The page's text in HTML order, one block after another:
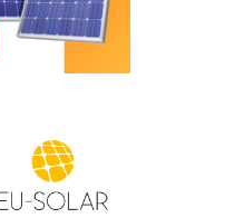
TISZTA ÉS OKOS FŰTÉS,